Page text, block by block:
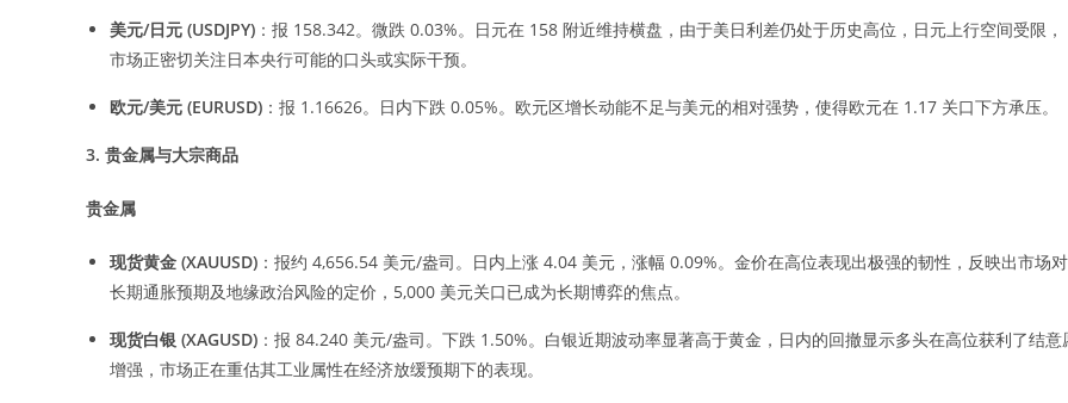
美元/日元 (USDJPY) ：报 158.342。微跌 0.03%。日元在 158 附近维持横盘，由于美日利差仍处于历史高位，日元上行空间受限，
市场正密切关注日本央行可能的口头或实际干预。
欧元/美元 (EURUSD) ：报 1.16626。日内下跌 0.05%。欧元区增长动能不足与美元的相对强势，使得欧元在 1.17 关口下方承压。
3. 贵金属与大宗商品
贵金属
现货黄金 (XAUUSD) ：报约 4,656.54 美元/盎司。日内上涨 4.04 美元，涨幅 0.09%。金价在高位表现出极强的韧性，反映出市场对
长期通胀预期及地缘政治风险的定价，5,000 美元关口已成为长期博弈的焦点。
现货白银 (XAGUSD) ：报 84.240 美元/盎司。下跌 1.50%。白银近期波动率显著高于黄金，日内的回撤显示多头在高位获利了结意
增强，市场正在重估其工业属性在经济放缓预期下的表现。